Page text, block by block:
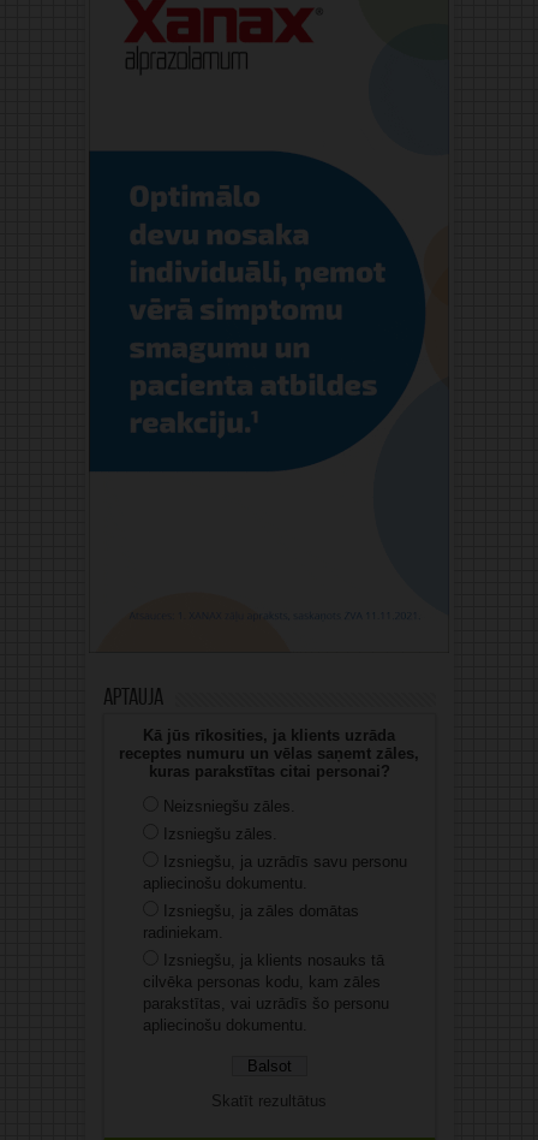
Aptauja
Kā jūs rīkosities, ja klients uzrāda
receptes numuru un vēlas saņemt zāles,
kuras parakstītas citai personai?
Neizsniegšu zāles.
Izsniegšu zāles.
Izsniegšu, ja uzrādīs savu personu
apliecinošu dokumentu.
Izsniegšu, ja zāles domātas
radiniekam.
Izsniegšu, ja klients nosauks tā
cilvēka personas kodu, kam zāles
parakstītas, vai uzrādīs šo personu
apliecinošu dokumentu.
Skatīt rezultātus